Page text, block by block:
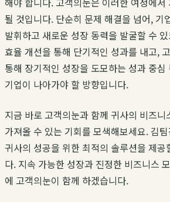
될 것입니다. 단순히 문제 해결을 넘어, 기
발휘하고 새로운 성장 동력을 발굴할 수
효율 개선을 통해 단기적인 성과를 내고,
통해 장기적인 성장을 도모하는 성과 중심
기업이 나아가야 할 방향입니다.
지금 바로 고객의눈과 함께 귀사의 비즈니
가져올 수 있는 기회를 모색해보세요.김
귀사의 성공을 위한 최적의 솔루션을 제공
다. 지속 가능한 성장과 진정한 비즈니스
에 고객의눈이 함께 하겠습니다.